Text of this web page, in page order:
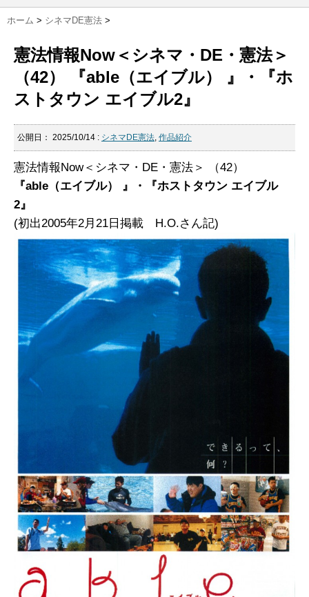
ホーム > シネマDE憲法 >
憲法情報Now＜シネマ・DE・憲法＞
（42） 『able（エイブル） 』・『ホ
ストタウン エイブル2』
公開日： 2025/10/14 : シネマDE憲法, 作品紹介
憲法情報Now＜シネマ・DE・憲法＞ （42）
『able（エイブル） 』・『ホストタウン エイブル
2』
(初出2005年2月21日掲載 H.O.さん記)